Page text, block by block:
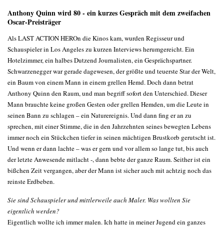
Anthony Quinn wird 80 - ein kurzes Gespräch mit dem zweifachen
Oscar-Preisträger
Als LAST ACTION HEROn die Kinos kam, wurden Regisseur und
Schauspieler in Los Angeles zu kurzen Interviews herumgereicht. Ein
Hotelzimmer, ein halbes Dutzend Journalisten, ein Gesprächspartner.
Schwarzenegger war gerade dagewesen, der größte und teuerste Star der Welt,
ein Baum von einem Mann in einem grellen Hemd. Doch dann betrat
Anthony Quinn den Raum, und man begriff sofort den Unterschied. Dieser
Mann brauchte keine großen Gesten oder grellen Hemden, um die Leute in
seinen Bann zu schlagen – ein Naturereignis. Und dann fing er an zu
sprechen, mit einer Stimme, die in den Jahrzehnten seines bewegten Lebens
immer noch ein Stückchen tiefer in seinen mächtigen Brustkorb gerutscht ist.
Und wenn er dann lachte – was er gern und vor allem so lange tut, bis auch
der letzte Anwesende mitlacht -, dann bebte der ganze Raum. Seither ist ein
bißchen Zeit vergangen, aber der Mann ist sicher auch mit achtzig noch das
reinste Erdbeben.
Sie sind Schauspieler und mittlerweile auch Maler. Was wollten Sie
eigentlich werden?
Eigentlich wollte ich immer malen. Ich hatte in meiner Jugend ein ganzes